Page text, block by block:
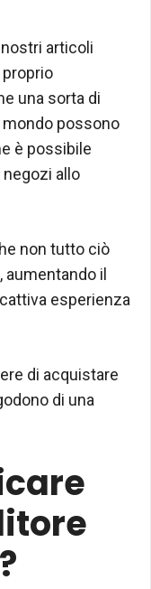
articoli
una sorta di
possono
è possibile
allo
non tutto ciò
il
esperienza
di acquistare
di una